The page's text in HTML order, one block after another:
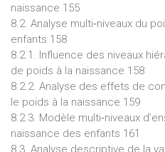
naissance 155
8.2. Analyse multi‐niveaux du
enfants 158
8.2.1. Influence des niveaux
de poids à la naissance 158
8.2.2. Analyse des effets de
le poids à la naissance 159
8.2.3. Modèle multi‐niveaux
naissance des enfants 161
8.3. Analyse descriptive de la